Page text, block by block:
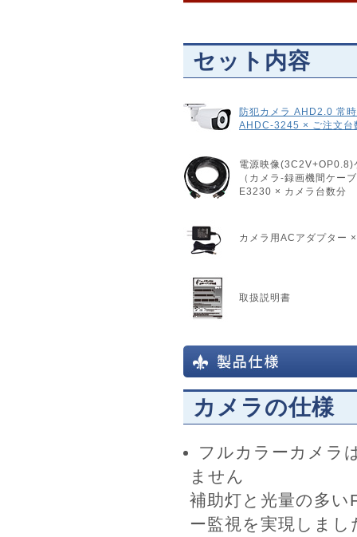
セット内容
防犯カメラ AHD2.0 常
AHDC-3245 × ご注文台
電源映像(3C2V+OP0.8)
（カメラ-録画機間ケー
E3230 × カメラ台数分
カメラ用ACアダプター
取扱説明書
カメラの仕様
フルカラーカメラ
ません
補助灯と光量の多
ー監視を実現しまし